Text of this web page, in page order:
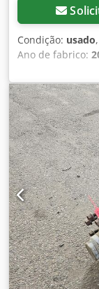
Condição: usado
Ano de fabrico:
Temos em
Por favor,